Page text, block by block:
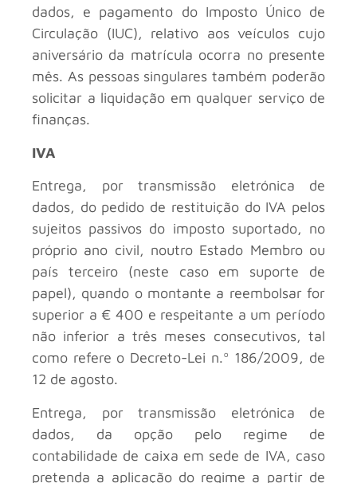
dados, e pagamento do Imposto Único de
Circulação (IUC), relativo aos veículos cujo
aniversário da matrícula ocorra no presente
mês. As pessoas singulares também poderão
solicitar a liquidação em qualquer serviço de
finanças.
IVA
Entrega, por transmissão eletrónica de
dados, do pedido de restituição do IVA pelos
sujeitos passivos do imposto suportado, no
próprio ano civil, noutro Estado Membro ou
país terceiro (neste caso em suporte de
papel), quando o montante a reembolsar for
superior a € 400 e respeitante a um período
não inferior a três meses consecutivos, tal
como refere o Decreto-Lei n.º 186/2009, de
12 de agosto.
Entrega, por transmissão eletrónica de
dados, da opção pelo regime de
contabilidade de caixa em sede de IVA, caso
pretenda a aplicação do regime a partir de